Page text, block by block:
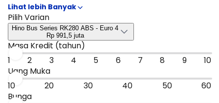
cicilan per bulan. Hasilnya bisa jadi patokan cepat untuk
menyaring tipe Hino Bus Series RK280 ABS - Euro 4, Hino Bus
Series RM280 ABS - Euro 4, Hino Bus Series GB150 A/T - Euro
4, Hino Bus Series AK240 STD - Euro 4, Hino Bus Series RK280
STD - Euro 4, Hino Bus Series GB150 - Euro 4, Hino Bus Series
GB150 L - Euro 4, Hino Bus Series GB150 L A/T - Euro 4, Hino
Bus Series 115 SDBL STD - Euro 4, Hino Bus Series 136 MDBL
STD - Euro 4, Hino Bus Series 115 SDB STD - Euro 4 yang
paling masuk budget, sebelum kamu lanjut ke promo atau
bandingkan dengan mobil sejenis.
Pilih Varian
Hino Bus Series RK280 ABS - Euro 4
Rp 991,5 juta
Masa Kredit (tahun)
1
2 3 4 5 6 7 8 9
10
Uang Muka
10
20 30 40 50
60
Bunga